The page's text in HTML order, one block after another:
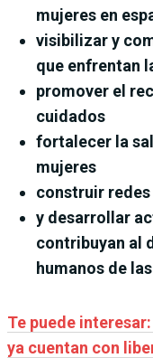
mujeres en
visibilizar y
que enfrentan
promover el
cuidados
fortalecer la
mujeres
construir
y desarrollar
contribuyan al
humanos de
Te puede
ya cuentan con